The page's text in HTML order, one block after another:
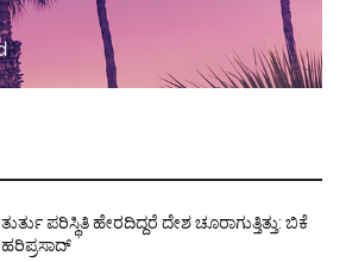
ತುರ್ತು ಪರಿಸ್ಥಿತಿ ಹೇರದಿದ್ದರೆ ದೇಶ ಚೂರಾಗುತ್ತಿತ್ತು: ಬಿಕೆ
ಹರಿಪ್ರಸಾದ್